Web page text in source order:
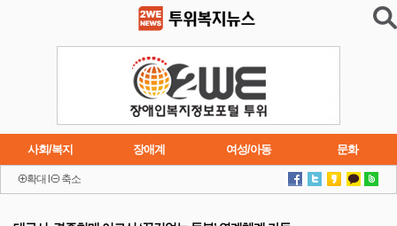
사회/복지 장애계 여성/아동 문화
이슈 연재소설
확대 축소